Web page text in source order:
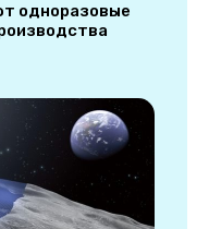
одноразовые